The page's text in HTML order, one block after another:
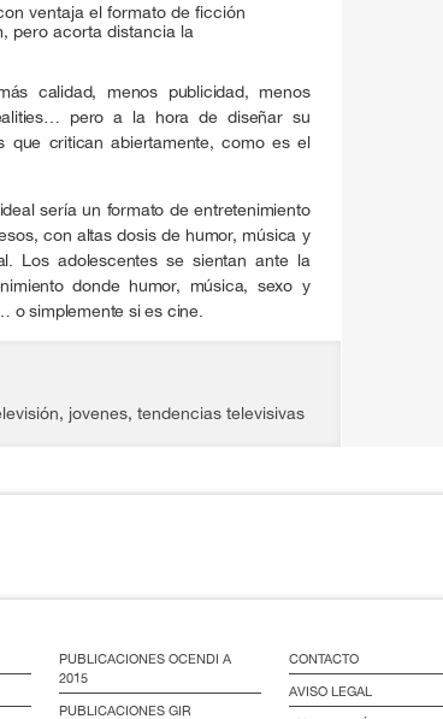
ventaja el formato de ficción
pero acorta distancia la
calidad, menos publicidad, menos
pero a la hora de diseñar su
que critican abiertamente, como es el
sería un formato de entretenimiento
con altas dosis de humor, música y
Los adolescentes se sientan ante la
donde humor, música, sexo y
o simplemente si es cine.
, jovenes, tendencias televisivas
PUBLICACIONES OCENDI A
2015
PUBLICACIONES GIR
CONTACTO
AVISO LEGAL